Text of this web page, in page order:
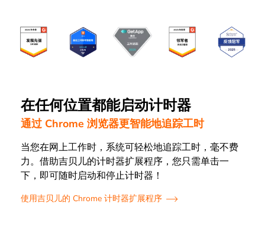
在任何位置都能启动计时器
通过 Chrome 浏览器更智能地追踪工时
当您在网上工作时， 系统可轻松地追踪工时， 毫不费
力。借助吉贝儿的计时器扩展程序，您只需单击一
下，即可随时启动和停止计时器！
使用吉贝儿的 Chrome 计时器扩展程序